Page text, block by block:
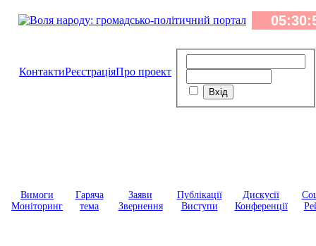
КонтактиРеєстраціяПро проект
Вимоги
Моніторинг
Гаряча
тема
Заяви
Звернення
Публікації
Виступи
Дискусії
Конференції